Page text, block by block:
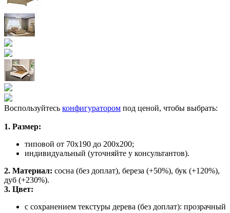
Воспользуйтесь конфигуратором под ценой, чтобы выбрать:
1. Размер:
типовой от 70х190 до 200х200;
индивидуальный (уточняйте у консультантов).
2. Материал: сосна (без доплат), береза (+50%), бук (+120%),
дуб (+230%).
3. Цвет:
с сохранением текстуры дерева (без доплат): прозрачный